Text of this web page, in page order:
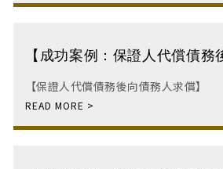
【成功案例：保證人代償債務
【保證人代償債務後向債務人求償】